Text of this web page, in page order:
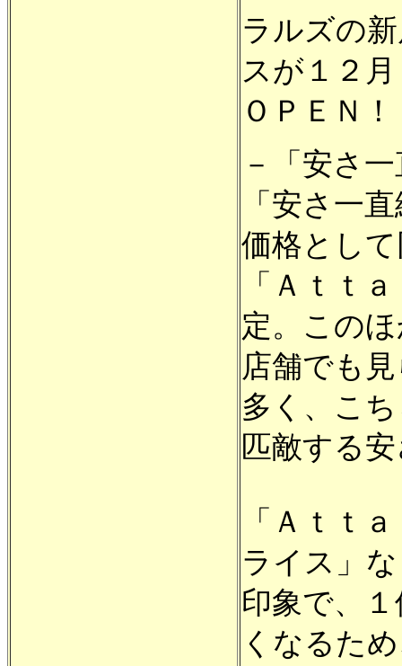
ラルズの
スが１２
ＯＰＥＮ！
－「安さ
「安さ一
価格とし
「Ａｔｔ
定。この
店舗でも
多く、こ
匹敵する
「Ａｔｔ
ライス」
印象で、
くなるた